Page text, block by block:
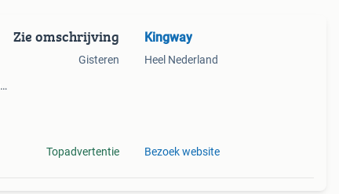
Zie omschrijving
Gisteren
Topadvertentie
Kingway
Heel Nederland
Bezoek website